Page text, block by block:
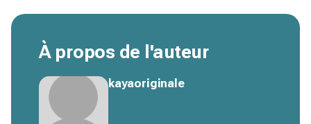
À propos de l'auteur
kayaoriginale